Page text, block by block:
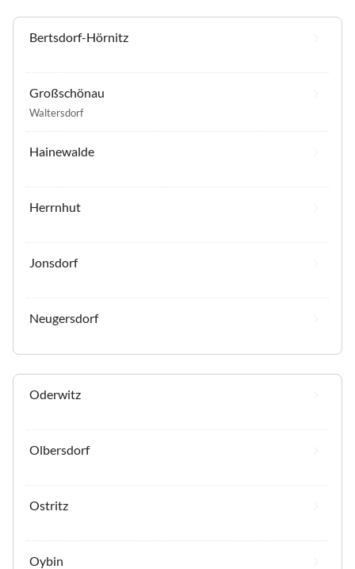
Bertsdorf-Hörnitz
Großschönau
Waltersdorf
Hainewalde
Herrnhut
Jonsdorf
Neugersdorf
Oderwitz
Olbersdorf
Ostritz
Oybin